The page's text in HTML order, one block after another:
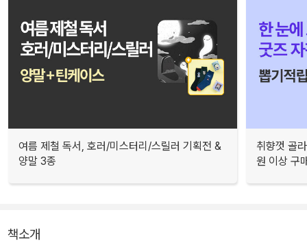
여름 제철 독서, 호러/미스터리/스릴러 기획전 &
양말 3종
취향껏 골
원 이상 구
책소개